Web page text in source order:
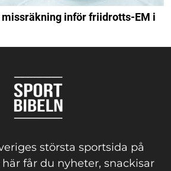
inför friidrotts-EM i
största sportsida på
får du nyheter, snackisar